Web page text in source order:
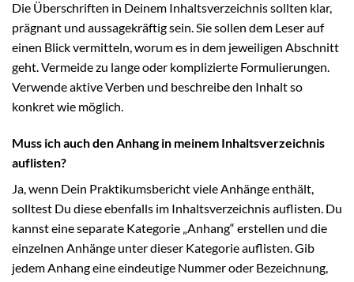
Die Überschriften in Deinem Inhaltsverzeichnis sollten klar,
prägnant und aussagekräftig sein. Sie sollen dem Leser auf
einen Blick vermitteln, worum es in dem jeweiligen Abschnitt
geht. Vermeide zu lange oder komplizierte Formulierungen.
Verwende aktive Verben und beschreibe den Inhalt so
konkret wie möglich.
Muss ich auch den Anhang in meinem Inhaltsverzeichnis
auflisten?
Ja, wenn Dein Praktikumsbericht viele Anhänge enthält,
solltest Du diese ebenfalls im Inhaltsverzeichnis auflisten. Du
kannst eine separate Kategorie „Anhang“ erstellen und die
einzelnen Anhänge unter dieser Kategorie auflisten. Gib
jedem Anhang eine eindeutige Nummer oder Bezeichnung,